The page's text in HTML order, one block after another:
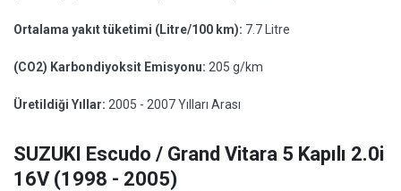
Ortalama yakıt tüketimi (Litre/100 km): 7.7 Litre
(CO2) Karbondiyoksit Emisyonu: 205 g/km
Üretildiği Yıllar: 2005 - 2007 Yılları Arası
SUZUKI Escudo / Grand Vitara 5 Kapılı 2.0i
16V (1998 - 2005)